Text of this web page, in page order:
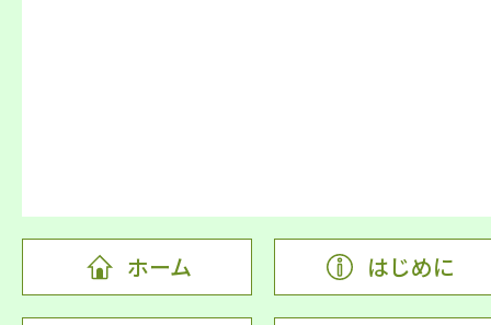
ホーム はじめに